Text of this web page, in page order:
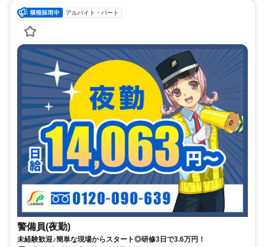
アルバイト・パート
警備員(夜勤)
未経験歓迎♪簡単な現場からスタート◎研修3日で3.6万円！